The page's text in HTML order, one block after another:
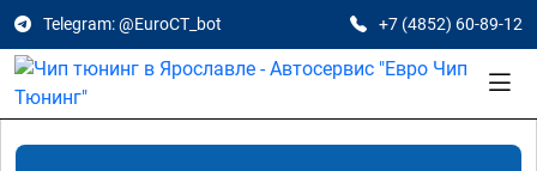
Telegram: @EuroCT_bot +7 (4852) 60-89-12